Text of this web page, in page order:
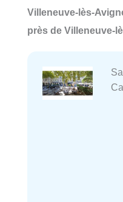
Villeneuve-lès-
près de Villeneuve-